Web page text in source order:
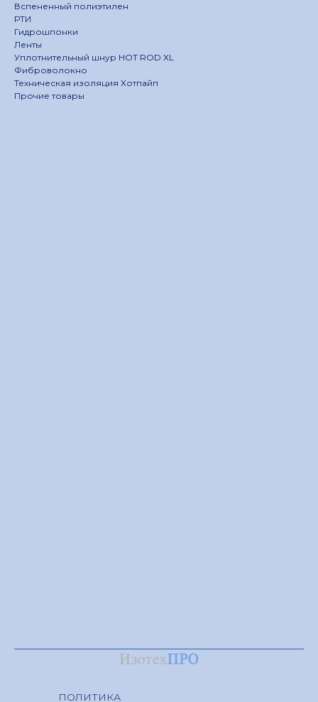
Вспененный полиэтилен
РТИ
Гидрошпонки
Ленты
Уплотнительный шнур HOT ROD XL
Фиброволокно
Техническая изоляция Хотпайп
Прочие товары
ПОЛИТИКА